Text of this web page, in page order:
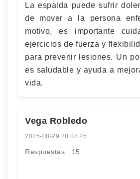
La espalda puede sufrir
de mover a la persona
motivo, es importante
ejercicios de fuerza y
para prevenir lesiones. Un
es saludable y ayuda a
vida.
Vega Robledo
2025-08-29 20:08:45
Respuestas : 15